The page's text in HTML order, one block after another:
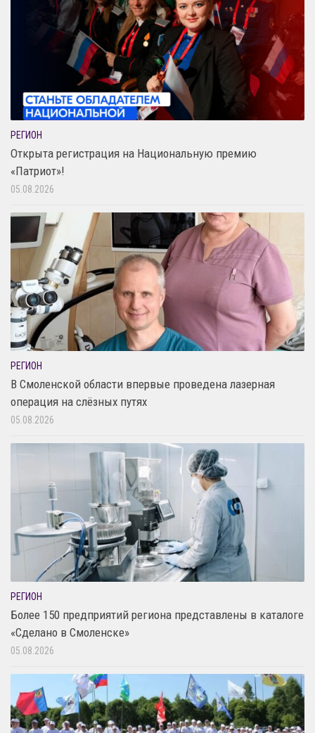
РЕГИОН
Открыта регистрация на Национальную премию
«Патриот»!
05.08.2026
РЕГИОН
В Смоленской области впервые проведена лазерная
операция на слёзных путях
05.08.2026
РЕГИОН
Более 150 предприятий региона представлены в каталоге
«Сделано в Смоленске»
05.08.2026